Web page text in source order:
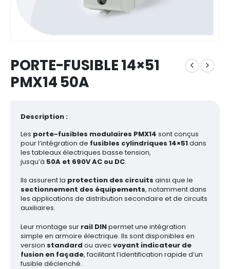
PORTE-FUSIBLE 14×51
PMX14 50A
Description :
Les porte-fusibles modulaires PMX14 sont conçus
pour l’intégration de fusibles cylindriques 14×51dans
les tableaux électriques basse tension,
jusqu’à 50A et 690V AC ou DC.
Ils assurent la protection des circuits ainsi que le
sectionnement des équipements, notamment dans
les applications de distribution secondaire et de circuits
auxiliaires.
Leur montage sur rail DINpermet une intégration
simple en armoire électrique. Ils sont disponibles en
version standard ou avecvoyant indicateur de
fusion en façade, facilitant l’identification rapide d’un
fusible déclenché.